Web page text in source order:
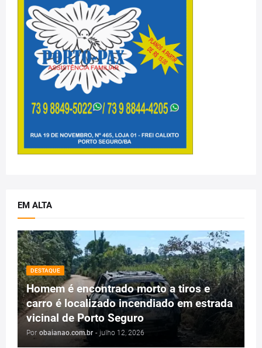
EM ALTA
DESTAQUE
Homem é encontrado morto a tiros e
carro é localizado incendiado em estrada
vicinal de Porto Seguro
Por obaianao.com.br - julho 12, 2026